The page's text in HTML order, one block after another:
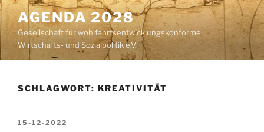
Zum
Inhalt
springen
AGENDA 2028
Gesellschaft für wohlfahrtsentwicklungskonforme
Wirtschafts- und Sozialpolitik e.V.
SCHLAGWORT: KREATIVITÄT
VERÖFFENTLICHT
15-12-2022